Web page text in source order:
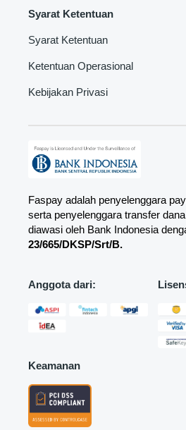
Syarat Ketentuan
Syarat Ketentuan
Ketentuan Operasional
Kebijakan Privasi
Faspay adalah penyelenggara
serta penyelenggara transfer
diawasi oleh Bank Indonesia
23/665/DKSP/Srt/B.
Anggota dari:
Keamanan